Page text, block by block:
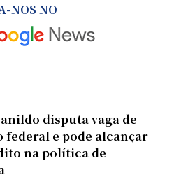
NOS NO
disputa vaga de
federal e pode alcançar
na política de